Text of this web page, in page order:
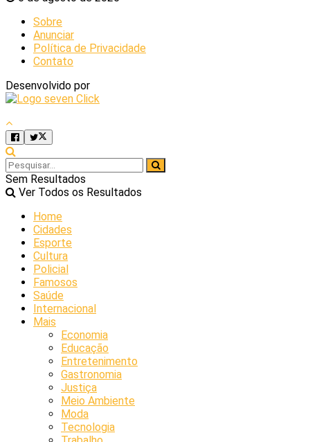
Sobre
Anunciar
Política de Privacidade
Contato
Desenvolvido por
Sem Resultados
Ver Todos os Resultados
Home
Cidades
Esporte
Cultura
Policial
Famosos
Saúde
Internacional
Mais
Economia
Educação
Entretenimento
Gastronomia
Justiça
Meio Ambiente
Moda
Tecnologia